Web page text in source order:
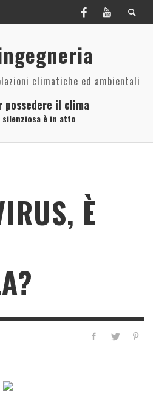
climatiche ed ambientali
possedere il clima
silenziosa è in atto
È